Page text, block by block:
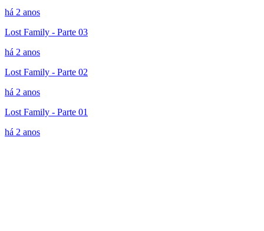
há 2 anos
Lost Family - Parte 03
há 2 anos
Lost Family - Parte 02
há 2 anos
Lost Family - Parte 01
há 2 anos